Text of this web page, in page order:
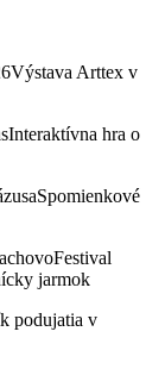
Výstava Arttex v
Interaktívna hra o
Spomienkové
Festival
jarmok
podujatia v